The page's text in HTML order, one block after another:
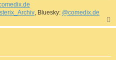
, Bluesky: @comedix.de
a